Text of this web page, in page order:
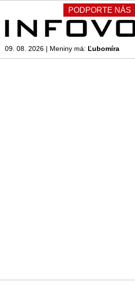
PODPORTE NÁS
09. 08. 2026 | Meniny má: Ľubomíra